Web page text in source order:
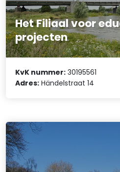
Het Filiaal voor
projecten
KvK nummer: 30195561
Adres: Händelstraat 14